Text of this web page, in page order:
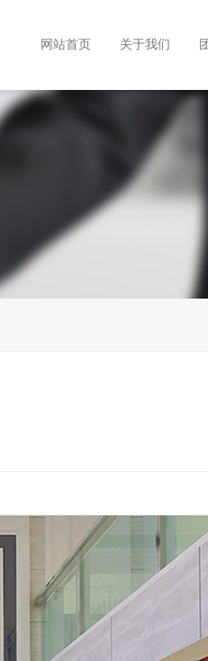
网站首页 关于我们